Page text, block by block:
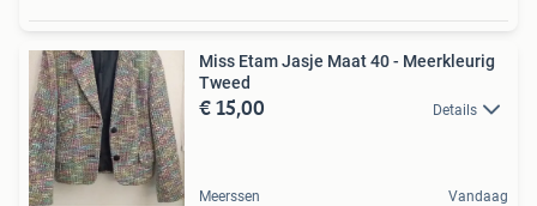
Miss Etam Jasje Maat 40 - Meerkleurig
Tweed
€ 15,00 Details
Meerssen Vandaag